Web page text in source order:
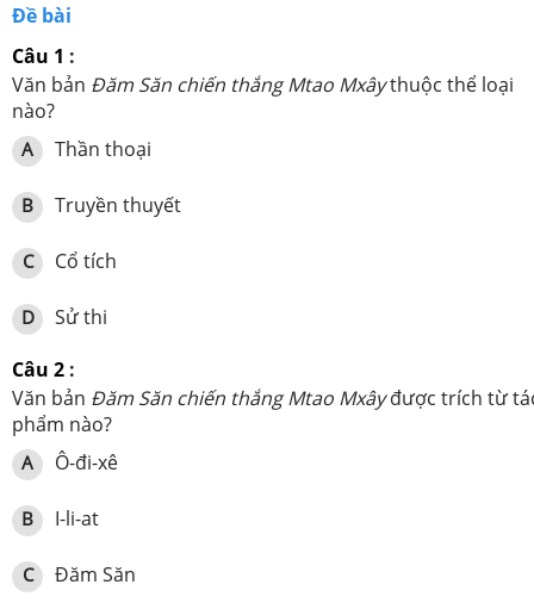
Đề bài
Câu 1 :
Văn bản Đăm Săn chiến thắng Mtao Mxâythuộc thể loại
nào?
A Thần thoại
B Truyền thuyết
C Cổ tích
D
Sử thi
Câu 2 :
Văn bản Đăm Săn chiến thắng Mtao Mxâyđược trích từ
phẩm nào?
A Ô-đi-xê
B I-li-at
C Đăm Săn